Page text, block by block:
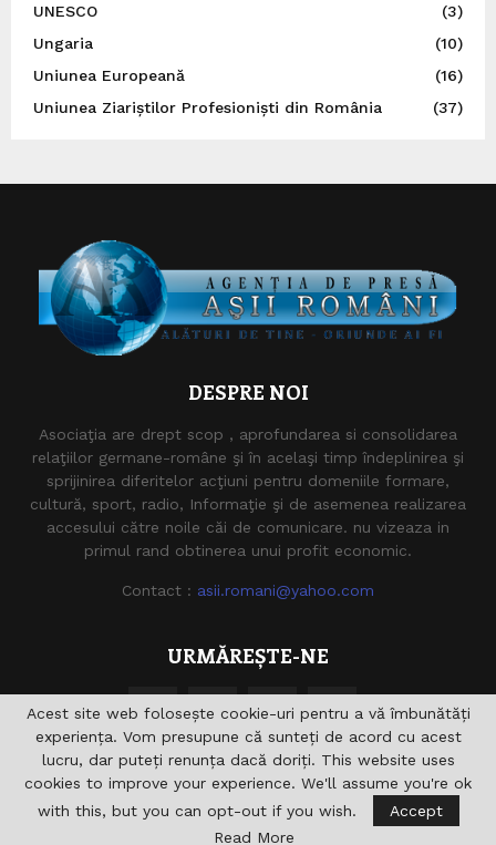
UNESCO
(3)
Ungaria
(10)
Uniunea Europeană
(16)
Uniunea Ziariștilor Profesioniști din România
(37)
DESPRE NOI
Asociaţia are drept scop , aprofundarea si consolidarea
relaţiilor germane-române şi în acelaşi timp îndeplinirea şi
sprijinirea diferitelor acţiuni pentru domeniile formare,
cultură, sport, radio, Informaţie şi de asemenea realizarea
accesului către noile căi de comunicare. nu vizeaza in
primul rand obtinerea unui profit economic.
Contact : asii.romani@yahoo.com
URMĂREȘTE-NE
@2021 - asiiromani.eu. Toate drepturile rezervate.
Acest site web folosește cookie-uri pentru a vă îmbunătăți
experiența. Vom presupune că sunteți de acord cu acest
lucru, dar puteți renunța dacă doriți. This website uses
cookies to improve your experience. We'll assume you're ok
with this, but you can opt-out if you wish.
Accept
Read More